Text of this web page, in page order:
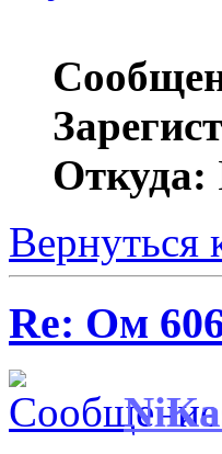
Откуда:
Вернуться
Re: Ом